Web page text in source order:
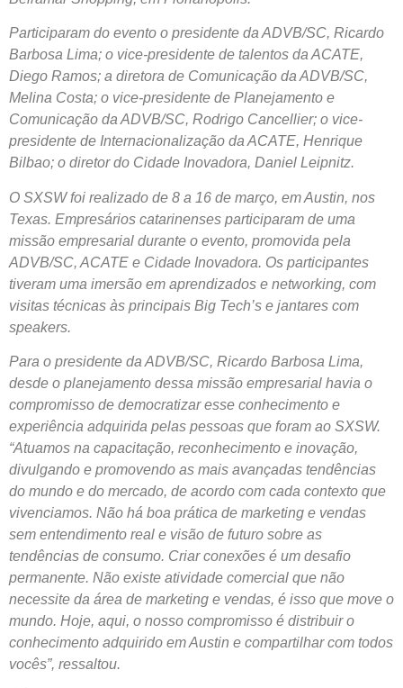
Participaram do evento o presidente da ADVB/SC, Ricardo
Barbosa Lima; o vice-presidente de talentos da ACATE,
Diego Ramos; a diretora de Comunicação da ADVB/SC,
Melina Costa; o vice-presidente de Planejamento e
Comunicação da ADVB/SC, Rodrigo Cancellier; o vice-
presidente de Internacionalização da ACATE, Henrique
Bilbao; o diretor do Cidade Inovadora, Daniel Leipnitz.
O SXSW foi realizado de 8 a 16 de março, em Austin, nos
Texas. Empresários catarinenses participaram de uma
missão empresarial durante o evento, promovida pela
ADVB/SC, ACATE e Cidade Inovadora. Os participantes
tiveram uma imersão em aprendizados e networking, com
visitas técnicas às principais Big Tech’s e jantares com
speakers.
Para o presidente da ADVB/SC, Ricardo Barbosa Lima,
desde o planejamento dessa missão empresarial havia o
compromisso de democratizar esse conhecimento e
experiência adquirida pelas pessoas que foram ao SXSW.
“Atuamos na capacitação, reconhecimento e inovação,
divulgando e promovendo as mais avançadas tendências
do mundo e do mercado, de acordo com cada contexto que
vivenciamos. Não há boa prática de marketing e vendas
sem entendimento real e visão de futuro sobre as
tendências de consumo. Criar conexões é um desafio
permanente. Não existe atividade comercial que não
necessite da área de marketing e vendas, é isso que move o
mundo. Hoje, aqui, o nosso compromisso é distribuir o
conhecimento adquirido em Austin e compartilhar com todos
vocês”, ressaltou.